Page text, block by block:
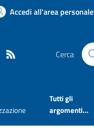
Accedi all'area personale
Cerca
Tutti gli
argomenti...